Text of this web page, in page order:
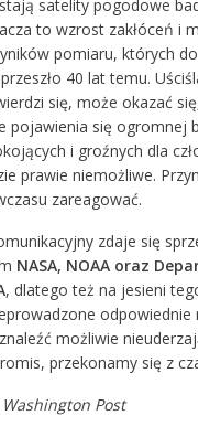
satelity pogodowe
to wzrost zakłóceń i
pomiaru, których
40 lat temu.
się, może okazać
pojawienia się ogromnej
i groźnych dla
prawie niemożliwe.
zareagować.
zdaje się
NASA, NOAA oraz
, dlatego też na jesieni
odpowiednie
możliwie
przekonamy się z
Washington Post